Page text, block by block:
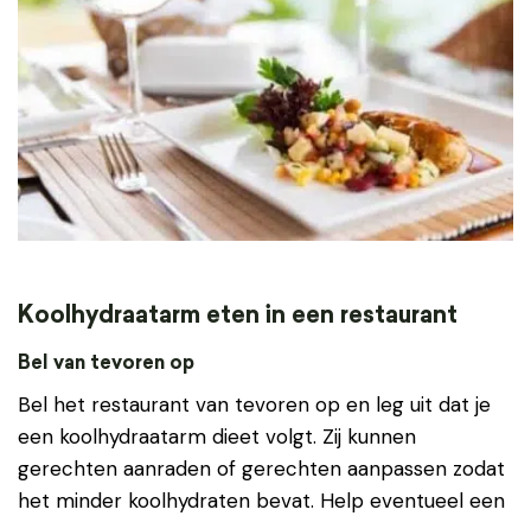
Koolhydraatarm eten in een restaurant
Bel van tevoren op
Bel het restaurant van tevoren op en leg uit dat je
een koolhydraatarm dieet volgt. Zij kunnen
gerechten aanraden of gerechten aanpassen zodat
het minder koolhydraten bevat. Help eventueel een